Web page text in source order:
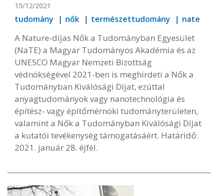
15/12/2021
tudomány nők természettudomány nate
A Nature-díjas Nők a Tudományban Egyesület
(NaTE) a Magyar Tudományos Akadémia és az
UNESCO Magyar Nemzeti Bizottság
védnökségével 2021-ben is meghirdeti a Nők a
Tudományban Kiválósági Díjat, ezúttal
anyagtudományok vagy nanotechnológia és
építész- vagy építőmérnöki tudományterületen,
valamint a Nők a Tudományban Kiválósági Díjat
a kutatói tevékenység támogatásáért. Határidő:
2021. január 28. éjfél.